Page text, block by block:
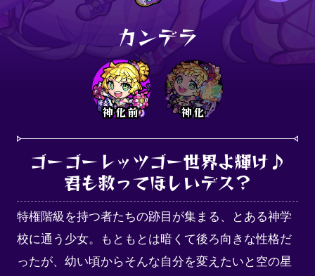
カンデラ
神化前 神化
ゴーゴーレッツゴー世界よ輝け♪
君も救ってほしいデス？
特権階級を持つ者たちの跡目が集まる、とある神学
校に通う少女。もともとは暗くて後ろ向きな性格だ
ったが、幼い頃からそんな自分を変えたいと空の星